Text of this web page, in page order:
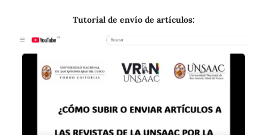
Tutorial de envío de artículos: